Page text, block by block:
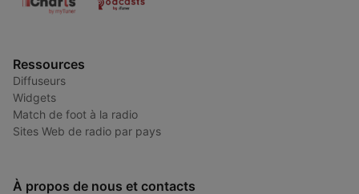
Ressources
Diffuseurs
Widgets
Match de foot à la radio
Sites Web de radio par pays
À propos de nous et contacts